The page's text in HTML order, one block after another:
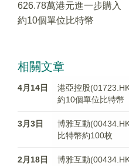
626.78萬港元進一步購入
約10個單位比特幣
相關文章
4月14日
港亞控股
約10個單位比特幣
3月3日
博雅互動
比特幣約100枚
2月18日
博雅互動